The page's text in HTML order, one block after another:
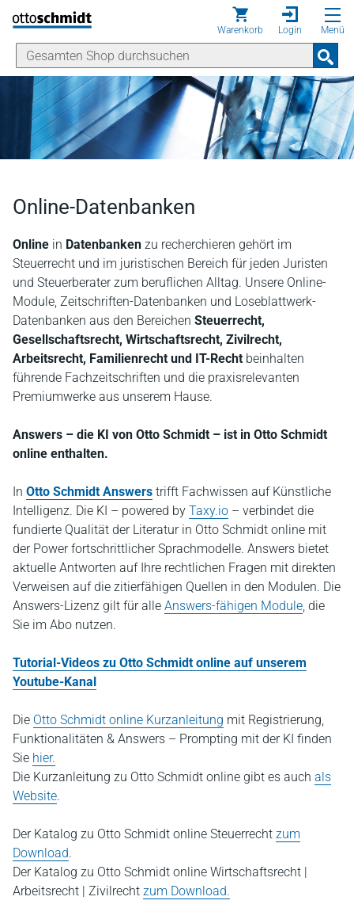
Direkt zum Inhalt
Warenkorb Login Menü
Online-Datenbanken
Online in Datenbanken zu recherchieren gehört im
Steuerrecht und im juristischen Bereich für jeden Juristen
und Steuerberater zum beruflichen Alltag. Unsere Online-
Module, Zeitschriften-Datenbanken und Loseblattwerk-
Datenbanken aus den Bereichen Steuerrecht,
Gesellschaftsrecht, Wirtschaftsrecht, Zivilrecht,
Arbeitsrecht, Familienrecht und IT-Recht beinhalten
führende Fachzeitschriften und die praxisrelevanten
Premiumwerke aus unserem Hause.
Answers – die KI von Otto Schmidt – ist in Otto Schmidt
online enthalten.
In Otto Schmidt Answers trifft Fachwissen auf Künstliche
Intelligenz. Die KI – powered by Taxy.io – verbindet die
fundierte Qualität der Literatur in Otto Schmidt online mit
der Power fortschrittlicher Sprachmodelle. Answers bietet
aktuelle Antworten auf Ihre rechtlichen Fragen mit direkten
Verweisen auf die zitierfähigen Quellen in den Modulen. Die
Answers-Lizenz gilt für alle Answers-fähigen Module , die
Sie im Abo nutzen.
Tutorial-Videos zu Otto Schmidt online auf unserem
Youtube-Kanal
Die Otto Schmidt online Kurzanleitung mit Registrierung,
Funktionalitäten & Answers – Prompting mit der KI finden
Sie hier.
Die Kurzanleitung zu Otto Schmidt online gibt es auch als
Website.
Der Katalog zu Otto Schmidt online Steuerrecht zum
Download.
Der Katalog zu Otto Schmidt online Wirtschaftsrecht |
Arbeitsrecht | Zivilrecht zum Download.